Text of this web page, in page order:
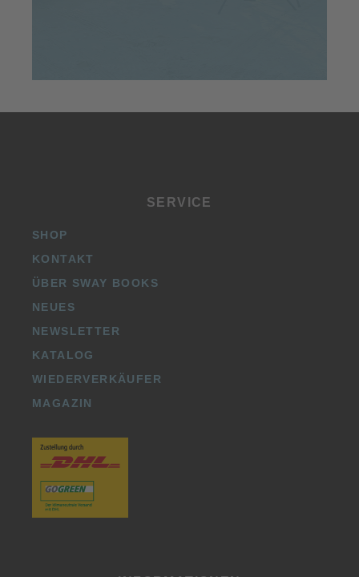
SERVICE
SHOP
KONTAKT
ÜBER SWAY BOOKS
NEUES
NEWSLETTER
KATALOG
WIEDERVERKÄUFER
MAGAZIN